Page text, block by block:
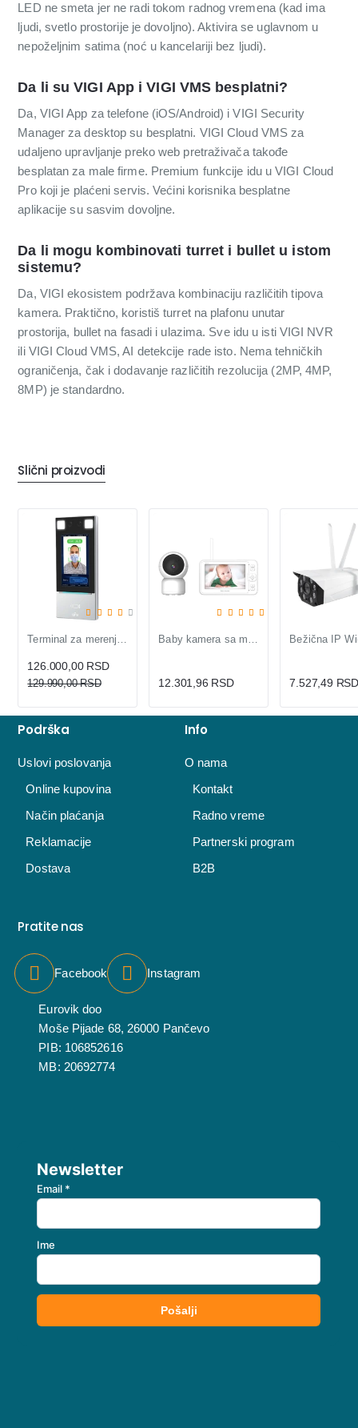
LED ne smeta jer ne radi tokom radnog vremena (kad ima
ljudi, svetlo prostorije je dovoljno). Aktivira se uglavnom u
nepoželjnim satima (noć u kancelariji bez ljudi).
Da li su VIGI App i VIGI VMS besplatni?
Da, VIGI App za telefone (iOS/Android) i VIGI Security
Manager za desktop su besplatni. VIGI Cloud VMS za
udaljeno upravljanje preko web pretraživača takođe
besplatan za male firme. Premium funkcije idu u VIGI Cloud
Pro koji je plaćeni servis. Većini korisnika besplatne
aplikacije su sasvim dovoljne.
Da li mogu kombinovati turret i bullet u istom
sistemu?
Da, VIGI ekosistem podržava kombinaciju različitih tipova
kamera. Praktično, koristiš turret na plafonu unutar
prostorija, bullet na fasadi i ulazima. Sve idu u isti VIGI NVR
ili VIGI Cloud VMS, AI detekcije rade isto. Nema tehničkih
ograničenja, čak i dodavanje različitih rezolucija (2MP, 4MP,
8MP) je standardno.
Slični proizvodi
-3%
126.000,00 RSD
129.990,00 RSD 12.301,96 RSD 7.527,49 RSD
Podrška
Uslovi poslovanja
Online kupovina
Način plaćanja
Reklamacije
Dostava
Info
O nama
Kontakt
Radno vreme
Partnerski program
B2B
Pratite nas
Facebook Instagram
Eurovik doo
Moše Pijade 68, 26000 Pančevo
PIB: 106852616
MB: 20692774